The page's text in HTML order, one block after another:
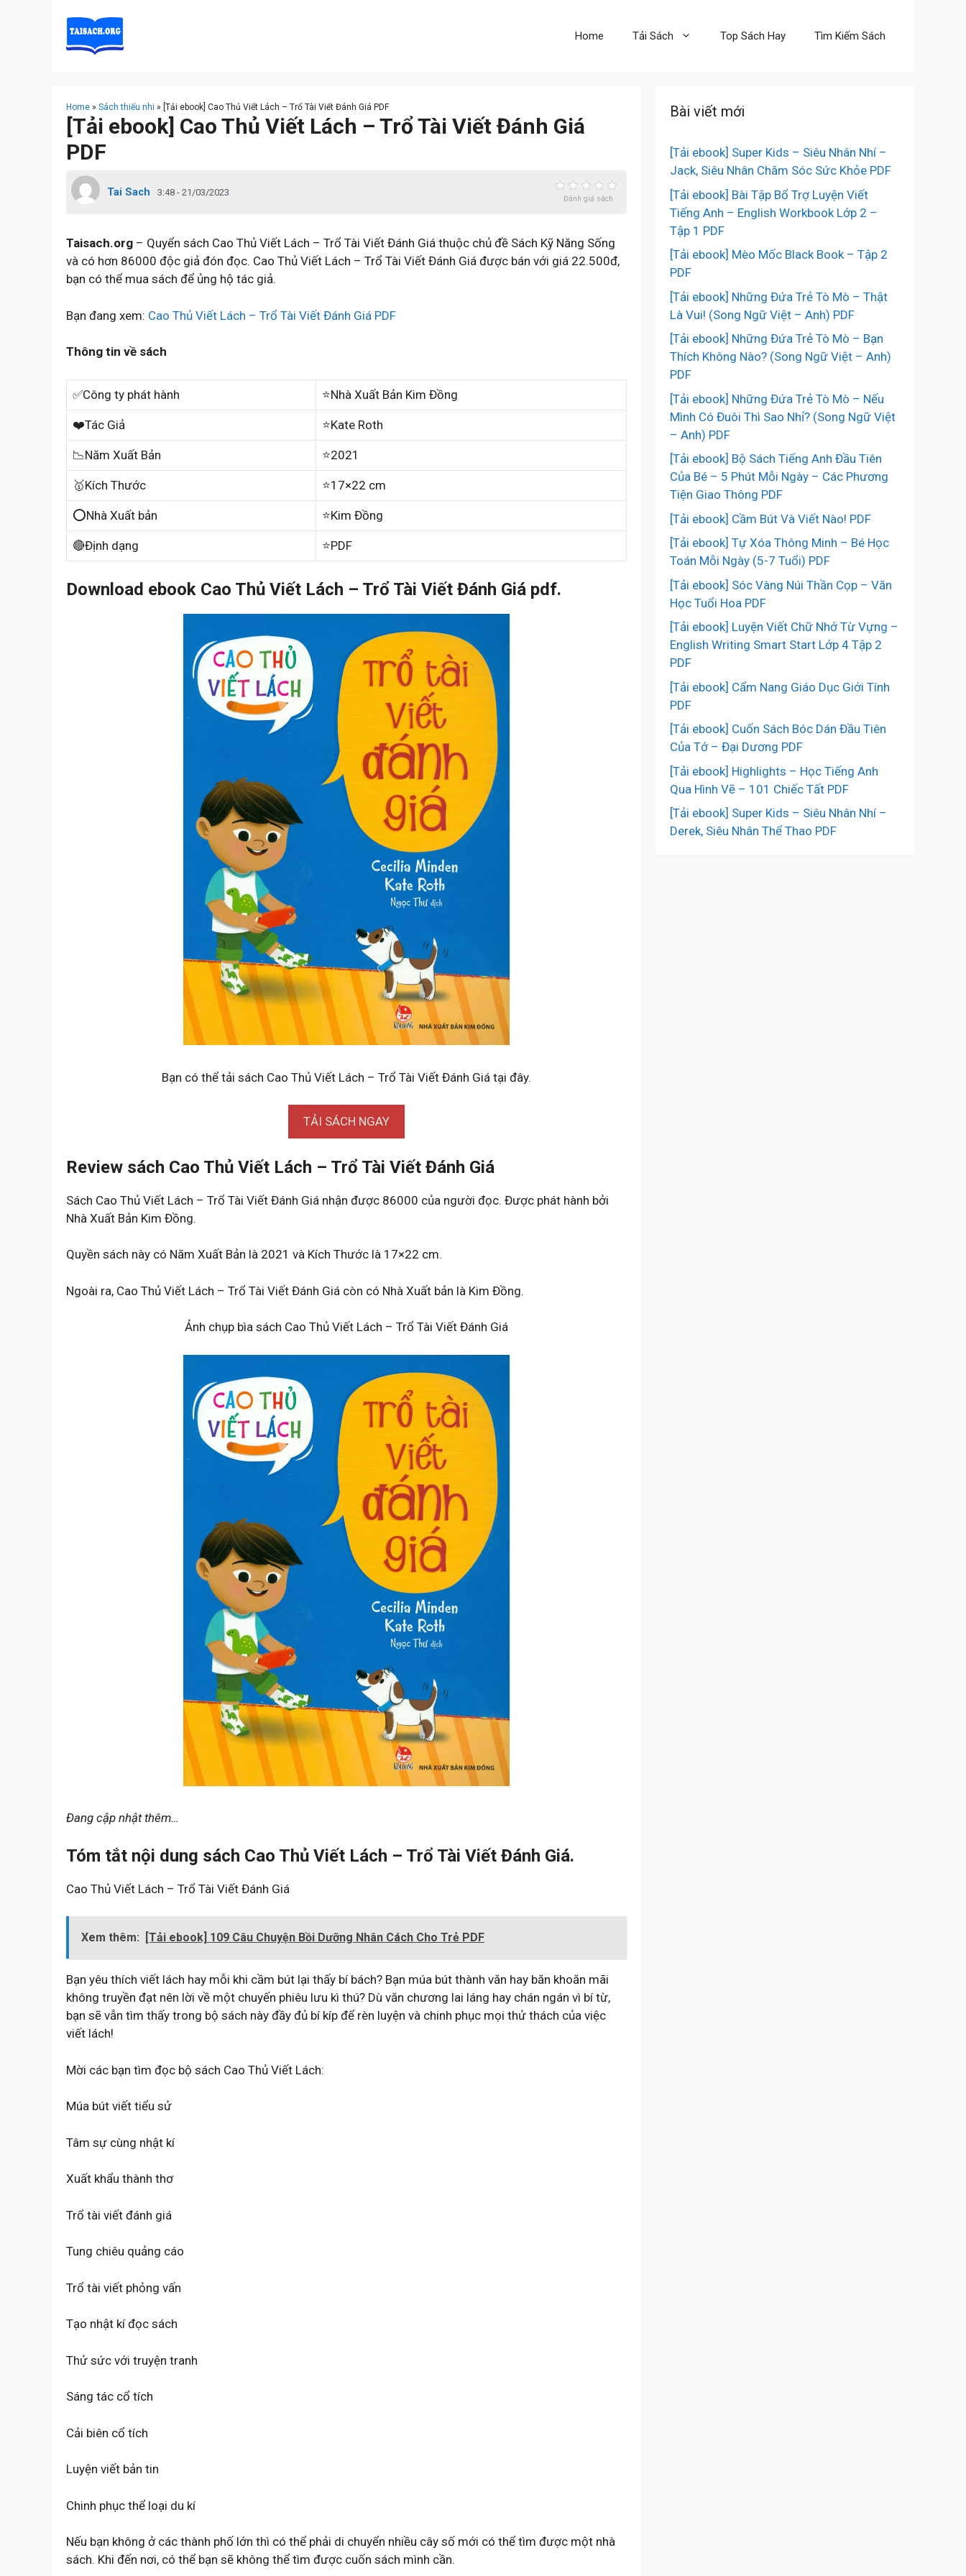
Home Tải Sách Top Sách Hay Tìm Kiếm Sách
Home » Sách thiếu nhi » [Tải ebook] Cao Thủ Viết Lách – Trổ Tài Viết Đánh Giá PDF
[Tải ebook] Cao Thủ Viết Lách – Trổ Tài Viết Đánh Giá
PDF
Tai Sach 3:48 - 21/03/2023
Đánh giá sách
Taisach.org – Quyển sách Cao Thủ Viết Lách – Trổ Tài Viết Đánh Giá thuộc chủ đề Sách Kỹ Năng Sống
và có hơn 86000 độc giả đón đọc. Cao Thủ Viết Lách – Trổ Tài Viết Đánh Giá được bán với giá 22.500đ,
bạn có thể mua sách để ủng hộ tác giả.
Bạn đang xem: Cao Thủ Viết Lách – Trổ Tài Viết Đánh Giá PDF
Thông tin về sách
✅Công ty phát hành ⭐Nhà Xuất Bản Kim Đồng
❤️Tác Giả ⭐Kate Roth
📉Năm Xuất Bản ⭐2021
🥇Kích Thước ⭐17×22 cm
⭕Nhà Xuất bản ⭐Kim Đồng
🔴Định dạng ⭐PDF
Download ebook Cao Thủ Viết Lách – Trổ Tài Viết Đánh Giá pdf.
Bạn có thể tải sách Cao Thủ Viết Lách – Trổ Tài Viết Đánh Giá tại đây.
TẢI SÁCH NGAY
Review sách Cao Thủ Viết Lách – Trổ Tài Viết Đánh Giá
Sách Cao Thủ Viết Lách – Trổ Tài Viết Đánh Giá nhận được 86000 của người đọc. Được phát hành bởi
Nhà Xuất Bản Kim Đồng.
Quyền sách này có Năm Xuất Bản là 2021 và Kích Thước là 17×22 cm.
Ngoài ra, Cao Thủ Viết Lách – Trổ Tài Viết Đánh Giá còn có Nhà Xuất bản là Kim Đồng.
Ảnh chụp bìa sách Cao Thủ Viết Lách – Trổ Tài Viết Đánh Giá
Đang cập nhật thêm…
Tóm tắt nội dung sách Cao Thủ Viết Lách – Trổ Tài Viết Đánh Giá.
Cao Thủ Viết Lách – Trổ Tài Viết Đánh Giá
Xem thêm: [Tải ebook] 109 Câu Chuyện Bồi Dưỡng Nhân Cách Cho Trẻ PDF
Bạn yêu thích viết lách hay mỗi khi cầm bút lại thấy bí bách? Bạn múa bút thành văn hay băn khoăn mãi
không truyền đạt nên lời về một chuyến phiêu lưu kì thú? Dù văn chương lai láng hay chán ngán vì bí từ,
bạn sẽ vẫn tìm thấy trong bộ sách này đầy đủ bí kíp để rèn luyện và chinh phục mọi thử thách của việc
viết lách!
Mời các bạn tìm đọc bộ sách Cao Thủ Viết Lách:
Múa bút viết tiểu sử
Tâm sự cùng nhật kí
Xuất khẩu thành thơ
Trổ tài viết đánh giá
Tung chiêu quảng cáo
Trổ tài viết phỏng vấn
Tạo nhật kí đọc sách
Thử sức với truyện tranh
Sáng tác cổ tích
Cải biên cổ tích
Luyện viết bản tin
Chinh phục thể loại du kí
Nếu bạn không ở các thành phố lớn thì có thể phải di chuyển nhiều cây số mới có thể tìm được một nhà
sách. Khi đến nơi, có thể bạn sẽ không thể tìm được cuốn sách mình cần.
Bài viết mới
[Tải ebook] Super Kids – Siêu Nhân Nhí –
Jack, Siêu Nhân Chăm Sóc Sức Khỏe PDF
[Tải ebook] Bài Tập Bổ Trợ Luyện Viết
Tiếng Anh – English Workbook Lớp 2 –
Tập 1 PDF
[Tải ebook] Mèo Mốc Black Book – Tập 2
PDF
[Tải ebook] Những Đứa Trẻ Tò Mò – Thật
Là Vui! (Song Ngữ Việt – Anh) PDF
[Tải ebook] Những Đứa Trẻ Tò Mò – Bạn
Thích Không Nào? (Song Ngữ Việt – Anh)
PDF
[Tải ebook] Những Đứa Trẻ Tò Mò – Nếu
Mình Có Đuôi Thì Sao Nhỉ? (Song Ngữ Việt
– Anh) PDF
[Tải ebook] Bộ Sách Tiếng Anh Đầu Tiên
Của Bé – 5 Phút Mỗi Ngày – Các Phương
Tiện Giao Thông PDF
[Tải ebook] Cầm Bút Và Viết Nào! PDF
[Tải ebook] Tự Xóa Thông Minh – Bé Học
Toán Mỗi Ngày (5-7 Tuổi) PDF
[Tải ebook] Sóc Vàng Núi Thần Cọp – Văn
Học Tuổi Hoa PDF
[Tải ebook] Luyện Viết Chữ Nhớ Từ Vựng –
English Writing Smart Start Lớp 4 Tập 2
PDF
[Tải ebook] Cẩm Nang Giáo Dục Giới Tính
PDF
[Tải ebook] Cuốn Sách Bóc Dán Đầu Tiên
Của Tớ – Đại Dương PDF
[Tải ebook] Highlights – Học Tiếng Anh
Qua Hình Vẽ – 101 Chiếc Tất PDF
[Tải ebook] Super Kids – Siêu Nhân Nhí –
Derek, Siêu Nhân Thể Thao PDF